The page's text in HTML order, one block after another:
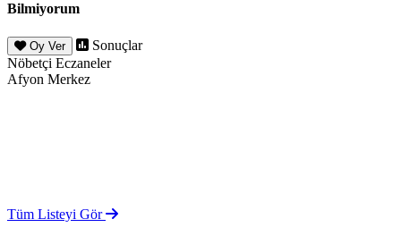
Bilmiyorum
Oy Ver
Sonuçlar
Nöbetçi Eczaneler
Afyon Merkez
Tüm Listeyi Gör